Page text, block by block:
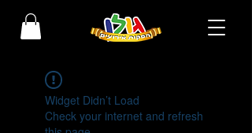
Widget Didn’t Load
Check your internet and refresh